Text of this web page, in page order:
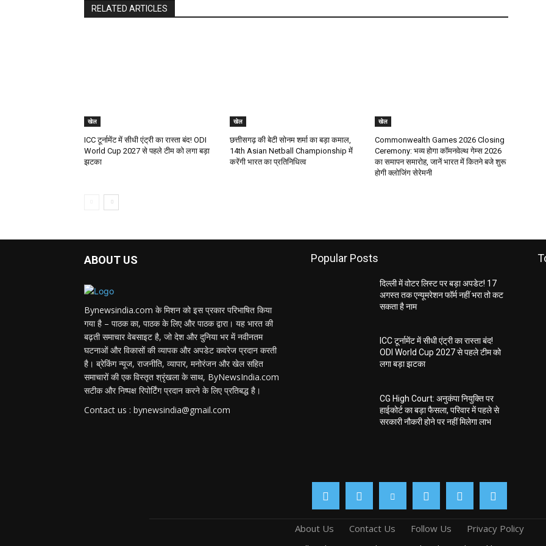
RELATED ARTICLES
खेल
ICC टूर्नामेंट में सीधी एंट्री का रास्ता बंद! ODI
World Cup 2027 से पहले टीम को लगा बड़ा
झटका
खेल
छत्तीसगढ़ की बेटी सोनम शर्मा का बड़ा कमाल,
14th Asian Netball Championship में
करेंगी भारत का प्रतिनिधित्व
खेल
Commonwealth Games 2026 Closing
Ceremony: भव्य होगा कॉमनवेल्थ गेम्स 2026
का समापन समारोह, जानें भारत में कितने बजे शुरू
होगी क्लोजिंग सेरेमनी
ABOUT US
Bynewsindia.com के मिशन को इस प्रकार परिभाषित किया
गया है – पाठक का, पाठक के लिए और पाठक द्वारा। यह भारत की
बढ़ती समाचार वेबसाइट है, जो देश और दुनिया भर में नवीनतम
घटनाओं और विकासों की व्यापक और अपडेट कवरेज प्रदान करती
है। ब्रेकिंग न्यूज, राजनीति, व्यापार, मनोरंजन और खेल सहित
समाचारों की एक विस्तृत श्रृंखला के साथ, ByNewsIndia.com
सटीक और निष्पक्ष रिपोर्टिंग प्रदान करने के लिए प्रतिबद्ध है।
Contact us : bynewsindia@gmail.com
Popular Posts
दिल्ली में वोटर लिस्ट पर बड़ा अपडेट! 17
अगस्त तक एन्यूमरेशन फॉर्म नहीं भरा तो कट
सकता है नाम
ICC टूर्नामेंट में सीधी एंट्री का रास्ता बंद!
ODI World Cup 2027 से पहले टीम को
लगा बड़ा झटका
CG High Court: अनुकंपा नियुक्ति पर
हाईकोर्ट का बड़ा फैसला, परिवार में पहले से
सरकारी नौकरी होने पर नहीं मिलेगा लाभ
About Us Contact Us Follow Us
Privacy Policy